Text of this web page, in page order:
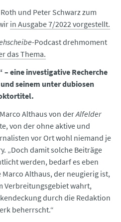
und Peter Schwarz zum
in Ausgabe 7/2022 vorgestellt.
-Podcast drehmoment
das Thema.
eine investigative Recherche
seinem unter dubiosen
Althaus von derAlfelder
von der ohne aktive und
vor Ort wohl niemand je
„Doch damit solche Beiträge
werden, bedarf es eben
Althaus, der neugierig ist,
Verbreitungsgebiet wahrt,
durch die Redaktion
beherrscht.“